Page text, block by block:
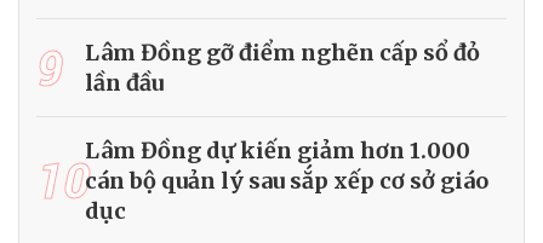
9
Lâm Đồng gỡ điểm nghẽn cấp sổ đỏ
lần đầu
10Lâm Đồng dự kiến giảm hơn 1.000
cán bộ quản lý sau sắp xếp cơ sở giáo
dục